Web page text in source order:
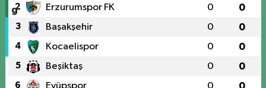
2 Erzurumspor FK 0 0
3 Başakşehir 0 0
4 Kocaelispor 0 0
5 Beşiktaş 0 0
6 Eyüpspor 0 0